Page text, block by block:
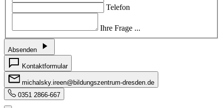
Telefon
Ihre Frage ...
Absenden
Kontaktformular
michalsky.ireen@bildungszentrum-dresden.de
0351 2866-667